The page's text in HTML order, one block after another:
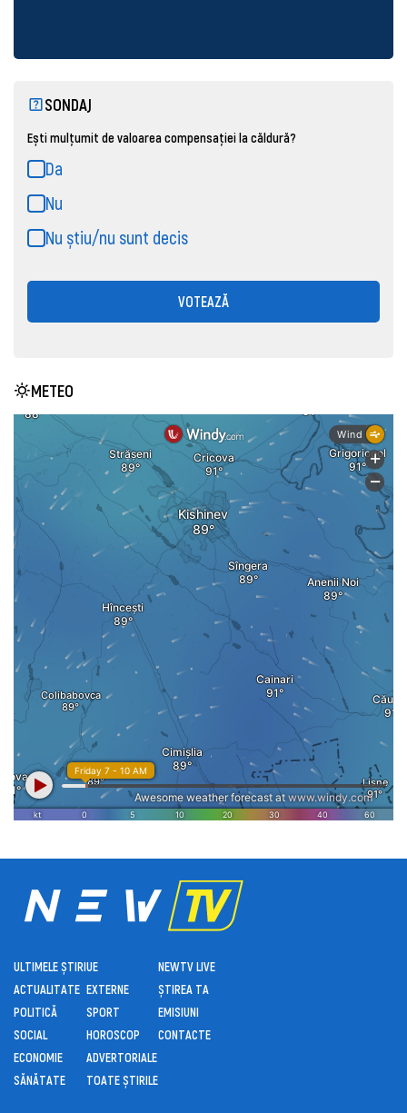
SONDAJ
Ești mulțumit de valoarea compensației la căldură?
Da
Nu
Nu știu/nu sunt decis
VOTEAZĂ
METEO
ULTIMELE ȘTIRI
ACTUALITATE
POLITICĂ
SOCIAL
ECONOMIE
SĂNĂTATE
UE
EXTERNE
SPORT
HOROSCOP
ADVERTORIALE
TOATE ȘTIRILE
NEWTV LIVE
ȘTIREA TA
EMISIUNI
CONTACTE